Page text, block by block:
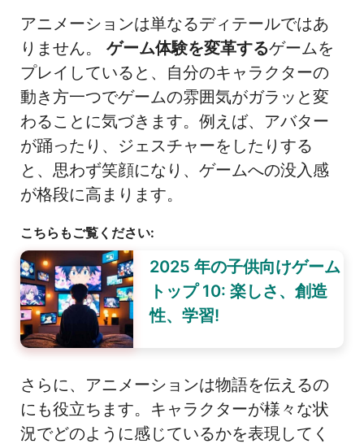
アニメーションは単なるディテールではあ
りません。 ゲーム体験を変革するゲームを
プレイしていると、自分のキャラクターの
動き方一つでゲームの雰囲気がガラッと変
わることに気づきます。例えば、アバター
が踊ったり、ジェスチャーをしたりする
と、思わず笑顔になり、ゲームへの没入感
が格段に高まります。
こちらもご覧ください:
2025 年の子供向けゲーム
トップ 10: 楽しさ、創造
性、学習!
さらに、アニメーションは物語を伝えるの
にも役立ちます。キャラクターが様々な状
況でどのように感じているかを表現してく